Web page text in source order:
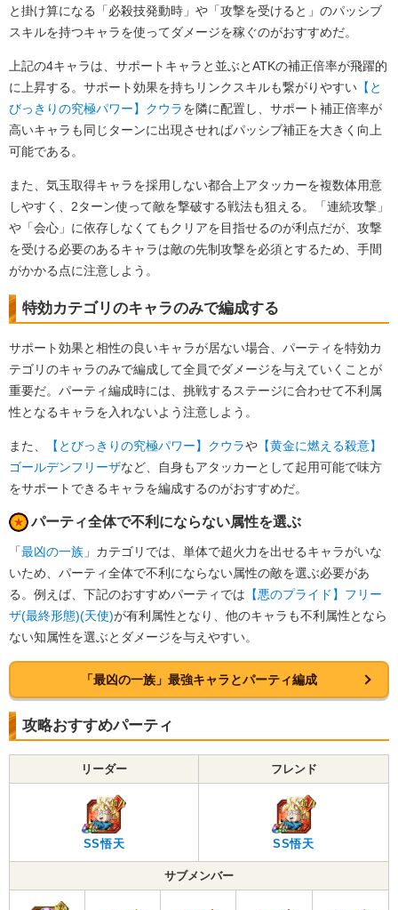
と掛け算になる「必殺技発動時」や「攻撃を受けると」のパッシブ
スキルを持つキャラを使ってダメージを稼ぐのがおすすめだ。
上記の4キャラは、サポートキャラと並ぶとATKの補正倍率が飛躍的
に上昇する。サポート効果を持ちリンクスキルも繋がりやすい 【と
びっきりの究極パワー】クウラを隣に配置し、サポート補正倍率が
高いキャラも同じターンに出現させればパッシブ補正を大きく向上
可能である。
また、気玉取得キャラを採用しない都合上アタッカーを複数体用意
しやすく、2ターン使って敵を撃破する戦法も狙える。「連続攻撃」
や「会心」に依存しなくてもクリアを目指せるのが利点だが、攻撃
を受ける必要のあるキャラは敵の先制攻撃を必須とするため、手間
がかかる点に注意しよう。
特効カテゴリのキャラのみで編成する
サポート効果と相性の良いキャラが居ない場合、パーティを特効カ
テゴリのキャラのみで編成して全員でダメージを与えていくことが
重要だ。パーティ編成時には、挑戦するステージに合わせて不利属
性となるキャラを入れないよう注意しよう。
また、 【とびっきりの究極パワー】クウラや 【黄金に燃える殺意】
ゴールデンフリーザなど、自身もアタッカーとして起用可能で味方
をサポートできるキャラを編成するのがおすすめだ。
パーティ全体で不利にならない属性を選ぶ
「最凶の一族 」カテゴリでは、単体で超火力を出せるキャラがいな
いため、パーティ全体で不利にならない属性の敵を選ぶ必要があ
る。例えば、下記のおすすめパーティでは 【悪のプライド】フリー
ザ(最終形態)(天使)が有利属性となり、他のキャラも不利属性となら
ない知属性を選ぶとダメージを与えやすい。
「最凶の一族」最強キャラとパーティ編成
攻略おすすめパーティ
リーダー フレンド
SS悟天 SS悟天
サブメンバー